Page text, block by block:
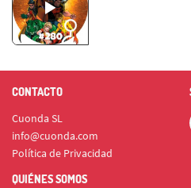
CONTACTO
Cuonda SL
info@cuonda.com
Política de Privacidad
QUIÉNES SOMOS